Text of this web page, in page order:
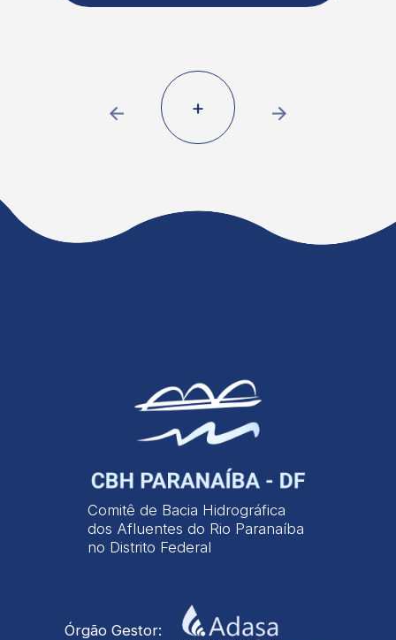
+
Comitê de Bacia Hidrográfica
dos Afluentes do Rio Paranaíba
no Distrito Federal
Órgão Gestor: